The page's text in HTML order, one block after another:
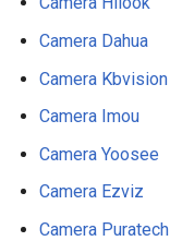
Camera Dahua
Camera Kbvision
Camera Imou
Camera Yoosee
Camera Ezviz
Camera Puratech